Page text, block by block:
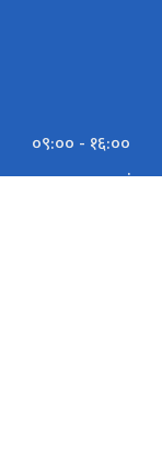
०९:०० - १६:००
.